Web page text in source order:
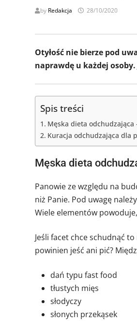
by Redakcja 28/10/2020
Otyłość nie bierze pod
naprawdę u każdej
Spis treści
Męska dieta odchudzająca
Kuracja odchudzająca dla
Męska dieta
Panowie ze względu na
niż Panie. Pod uwagę
Wiele elementów
Jeśli facet chce schudnąć
powinien jeść ani pić?
dań typu fast food
tłustych mięs
słodyczy
słonych przekąsek